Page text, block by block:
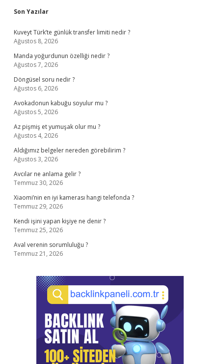
Sidebar
Son Yazılar
Kuveyt Türk’te günlük transfer limiti nedir ?
Ağustos 8, 2026
Manda yoğurdunun özelliği nedir ?
Ağustos 7, 2026
Döngüsel soru nedir ?
Ağustos 6, 2026
Avokadonun kabuğu soyulur mu ?
Ağustos 5, 2026
Az pişmiş et yumuşak olur mu ?
Ağustos 4, 2026
Aldığımız belgeler nereden görebilirim ?
Ağustos 3, 2026
Avcılar ne anlama gelir ?
Temmuz 30, 2026
Xiaomi’nin en iyi kamerası hangi telefonda ?
Temmuz 29, 2026
Kendi işini yapan kişiye ne denir ?
Temmuz 25, 2026
Aval verenin sorumluluğu ?
Temmuz 21, 2026